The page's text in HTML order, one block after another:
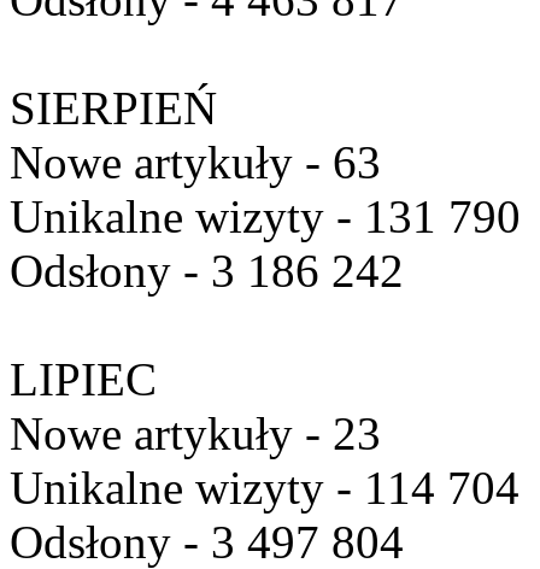
SIERPIEŃ
Nowe artykuły - 63
Unikalne wizyty - 131 790
Odsłony - 3 186 242
LIPIEC
Nowe artykuły - 23
Unikalne wizyty - 114 704
Odsłony - 3 497 804